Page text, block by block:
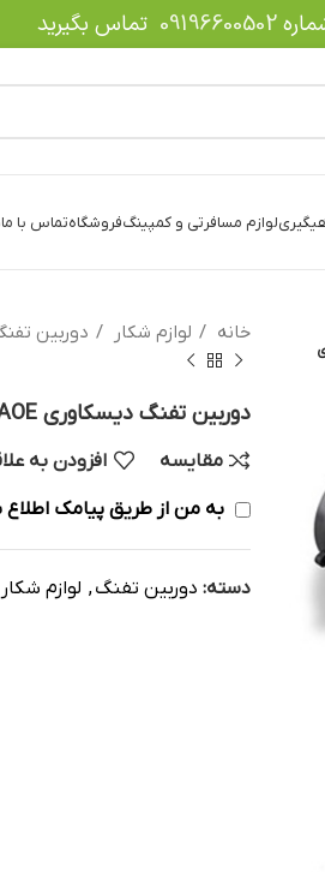
09196600502 تماس بگیرید
لوازم مسافرتی و کمپینگفروشگاهتماس با ما
خانه لوازم شکار دوربین
دوربین تفنگ دیسکاوری VT-R 6-24X42 AOE
مقایسه افزودن به
به من از طریق پیامک اطلاع
دسته: دوربین تفنگ, لوازم شکار